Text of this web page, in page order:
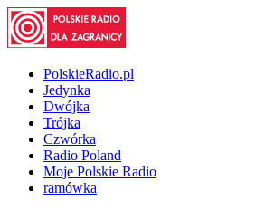
PolskieRadio.pl
Jedynka
Dwójka
Trójka
Czwórka
Radio Poland
Moje Polskie Radio
ramówka